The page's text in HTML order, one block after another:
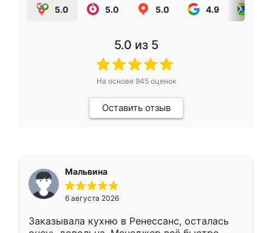
5.0 5.0 5.0 4.9
5.0 из 5
На основе 945оценок
Оставить отзыв
Мальвина
6 августа 2026
Заказывала кухню в Ренессанс, осталась